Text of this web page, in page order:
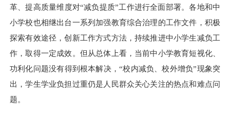
革、提高质量维度对“减负提质”工作进行全面部署。各地和中
小学校也相继出台一系列加强教育综合治理的工作文件，积极
探索有效途径，创新工作方式方法，持续推进中小学生减负工
作，取得一定成效。但从总体上看，当前中小学教育短视化、
功利化问题没有得到根本解决，“校内减负、校外增负”现象突
出，学生学业负担过重仍是人民群众关心关注的热点和难点问
题。